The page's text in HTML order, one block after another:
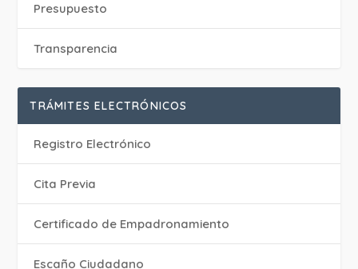
Presupuesto
Transparencia
TRÁMITES ELECTRÓNICOS
Registro Electrónico
Cita Previa
Certificado de Empadronamiento
Escaño Ciudadano